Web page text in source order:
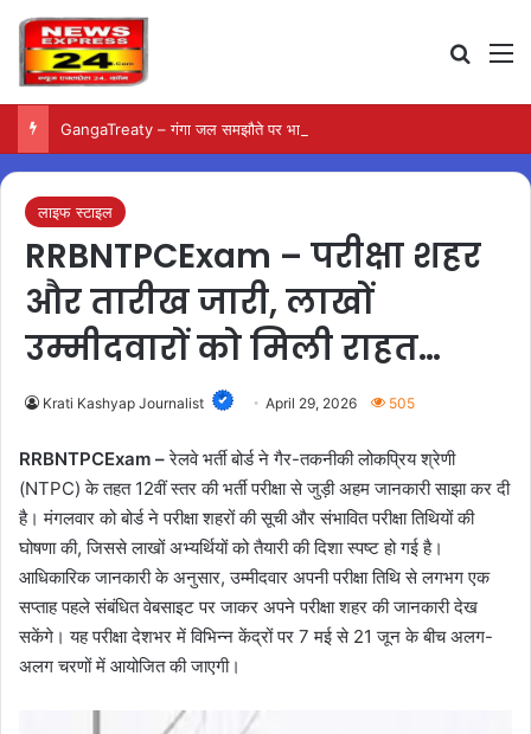
GangaTreaty – गंगा जल समझौते पर भारत में बढ़ी पुनर्विचार की मांग
लाइफ स्टाइल
RRBNTPCExam – परीक्षा शहर
और तारीख जारी, लाखों
उम्मीदवारों को मिली राहत…
Krati Kashyap Journalist April 29, 2026 505
RRBNTPCExam –रेलवे भर्ती बोर्ड ने गैर-तकनीकी लोकप्रिय श्रेणी
(NTPC) के तहत 12वीं स्तर की भर्ती परीक्षा से जुड़ी अहम जानकारी साझा कर दी
है। मंगलवार को बोर्ड ने परीक्षा शहरों की सूची और संभावित परीक्षा तिथियों की
घोषणा की, जिससे लाखों अभ्यर्थियों को तैयारी की दिशा स्पष्ट हो गई है।
आधिकारिक जानकारी के अनुसार, उम्मीदवार अपनी परीक्षा तिथि से लगभग एक
सप्ताह पहले संबंधित वेबसाइट पर जाकर अपने परीक्षा शहर की जानकारी देख
सकेंगे। यह परीक्षा देशभर में विभिन्न केंद्रों पर 7 मई से 21 जून के बीच अलग-
अलग चरणों में आयोजित की जाएगी।